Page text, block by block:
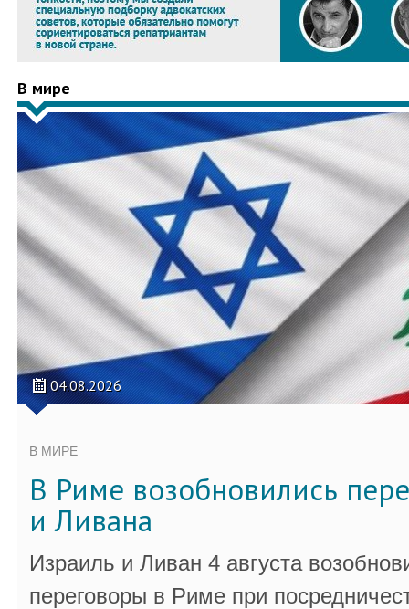
В мире
04.08.2026
В МИРЕ
В Риме возобновились
и Ливана
Израиль и Ливан 4 августа
переговоры в Риме при